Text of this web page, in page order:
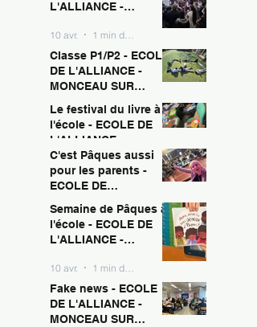
L'ALLIANCE -
SAMBRE
10 avr.
Classe P1/P2 - ECOLE
DE L'ALLIANCE -
MONCEAU SUR
10 avr. 1 min de lecture
Le festival du livre à
l'école - ECOLE DE
L'ALLIANCE -
MONCEAU SUR
SAMBRE
10 avr. 1 min de lecture
C'est Pâques aussi
pour les parents -
ECOLE DE
MONCEAU SUR
SAMBRE
10 avr. 1 min de lecture
Semaine de Pâques à
l'école - ECOLE DE
L'ALLIANCE -
SAMBRE
10 avr.
Fake news - ECOLE
DE L'ALLIANCE -
MONCEAU SUR